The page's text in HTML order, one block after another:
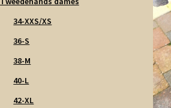
34-XXS/XS
36-S
38-M
40-L
42-XL